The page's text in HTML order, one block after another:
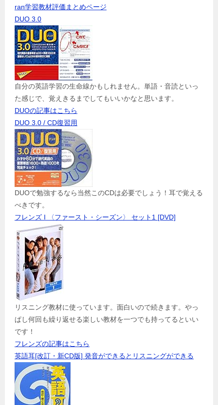
ran学習教材評価まとめページ
DUO 3.0
自分の英語学習の生命線かもしれません。単語・音読といっ
た感じで、覚えきるまでしてもいいかなと思います。
DUOの記事はこちら
DUO 3.0 / CD復習用
DUOで勉強するなら当然このCDは必要でしょう！耳で覚える
べきです。
フレンズ I 〈ファースト・シーズン〉 セット1 [DVD]
リスニング教材に使っています。面白いので続きます。やっ
ぱし何回も繰り返せる楽しい教材を一つでも持ってるといい
です！
フレンズの記事はこちら
英語耳[改訂・新CD版] 発音ができるとリスニングができる